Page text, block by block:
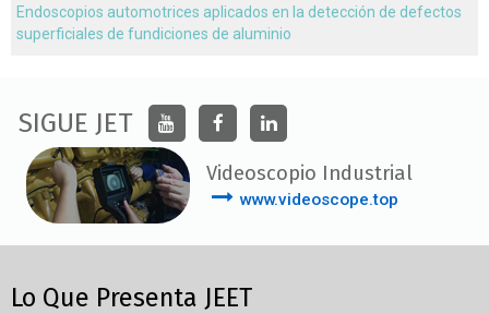
Endoscopios automotrices aplicados en la detección de defectos
superficiales de fundiciones de aluminio
SIGUE JET
Videoscopio Industrial
www.videoscope.top
Lo Que Presenta JEET